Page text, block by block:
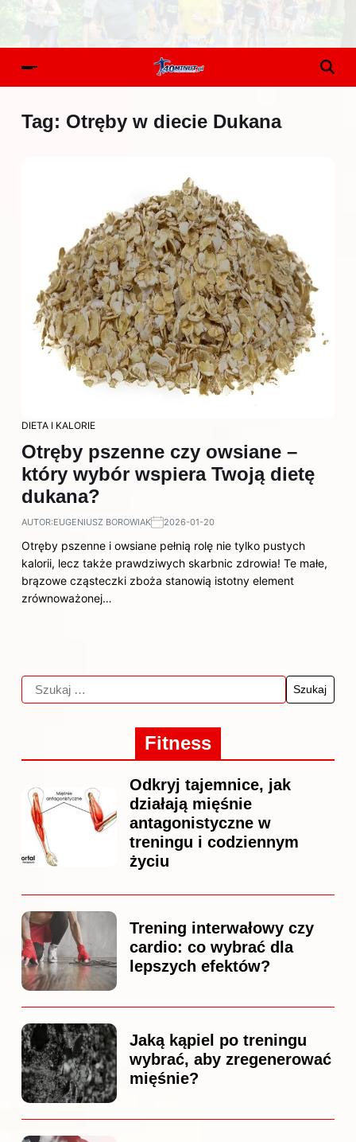
Tag: Otręby w diecie Dukana
DIETA I KALORIE
Otręby pszenne czy owsiane –
który wybór wspiera Twoją dietę
dukana?
AUTOR:EUGENIUSZ BOROWIAK 2026-01-20
Otręby pszenne i owsiane pełnią rolę nie tylko pustych
kalorii, lecz także prawdziwych skarbnic zdrowia! Te małe,
brązowe cząsteczki zboża stanowią istotny element
zrównoważonej…
Fitness
Odkryj tajemnice, jak
działają mięśnie
antagonistyczne w
treningu i codziennym
życiu
Trening interwałowy czy
cardio: co wybrać dla
lepszych efektów?
Jaką kąpiel po treningu
wybrać, aby zregenerować
mięśnie?